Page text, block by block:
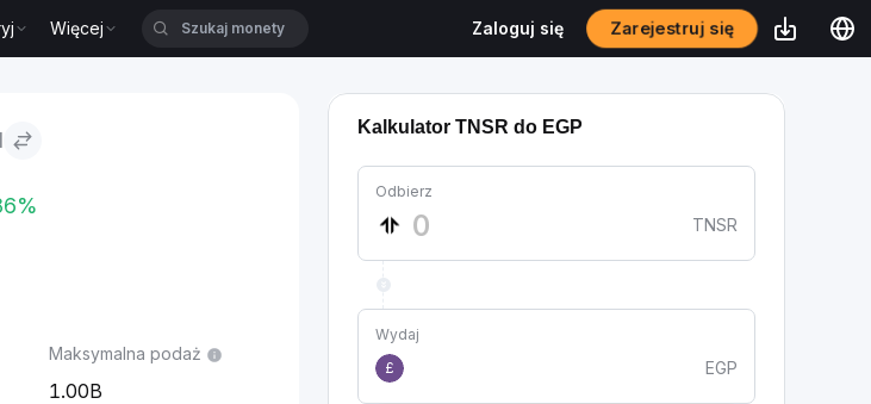
Więcej Zaloguj się Zarejestruj się
Maksymalna podaż
1.00B
Kalkulator TNSR do EGP
Odbierz
TNSR
Wydaj
£
EGP